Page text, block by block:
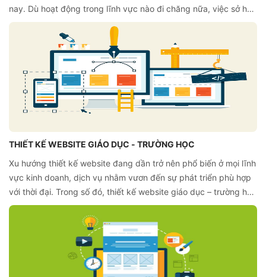
nay. Dù hoạt động trong lĩnh vực nào đi chăng nữa, việc sở hữu
một website chuyên nghiệp để quảng bá, hỗ trợ công ty chính
là chiến lược phát triển mang tính thời đại.
THIẾT KẾ WEBSITE GIÁO DỤC - TRƯỜNG HỌC
Xu hướng thiết kế website đang dần trở nên phổ biến ở mọi lĩnh
vực kinh doanh, dịch vụ nhằm vươn đến sự phát triển phù hợp
với thời đại. Trong số đó, thiết kế website giáo dục – trường học
cũng không ngoại lệ. Website giáo dục giúp cập nhật được
thường xuyên thông tin từ đội ngũ giáo viên, cơ sở hạ tầng, vật
chất, học phí, chỉ tiêu tuyển sinh…